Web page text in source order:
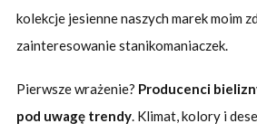
kolekcje jesienne naszych marek moim
zainteresowanie stanikomaniaczek.
Pierwsze wrażenie? Producenci
pod uwagę trendy. Klimat, kolory i